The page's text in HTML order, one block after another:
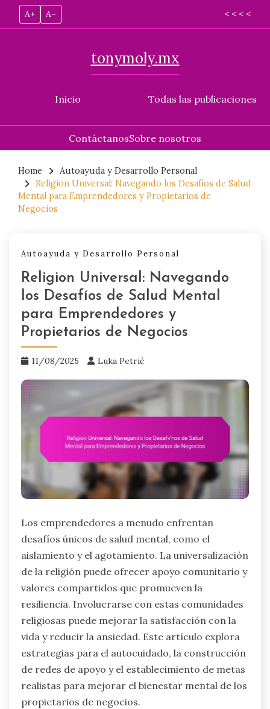
A+ A– < < < <
Inicio
tonymoly.mx
Todas las publicaciones
ContáctanosSobre nosotros
content
Home
Autoayuda y Desarrollo Personal
Religion Universal: Navegando los Desafíos de Salud
Mental para Emprendedores y Propietarios de
Negocios
Autoayuda y Desarrollo Personal
Religion Universal: Navegando
los Desafíos de Salud Mental
para Emprendedores y
Propietarios de Negocios
11/08/2025 Luka Petrić
Los emprendedores a menudo enfrentan
desafíos únicos de salud mental, como el
aislamiento y el agotamiento. La universalización
de la religión puede ofrecer apoyo comunitario y
valores compartidos que promueven la
resiliencia. Involucrarse con estas comunidades
religiosas puede mejorar la satisfacción con la
vida y reducir la ansiedad. Este artículo explora
estrategias para el autocuidado, la construcción
de redes de apoyo y el establecimiento de metas
realistas para mejorar el bienestar mental de los
propietarios de negocios.